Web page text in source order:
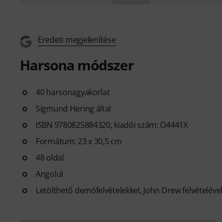
Eredeti megjelenítése
Harsona módszer
40 harsonagyakorlat
Sigmund Hering által
ISBN 9780825884320, kiadói szám: O4441X
Formátum: 23 x 30,5 cm
48 oldal
Angolul
Letölthető demófelvételekkel, John Drew felvételével